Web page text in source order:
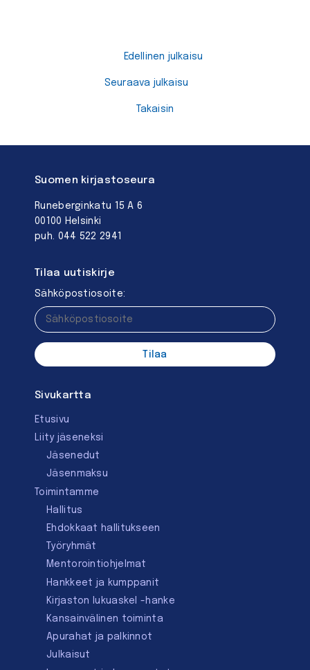
Edellinen julkaisu
Takaisin
Seuraava julkaisu
Suomen kirjastoseura
Runeberginkatu 15 A 6
00100 Helsinki
puh. 044 522 2941
Tilaa uutiskirje
Sähköpostiosoite:
Sivukartta
Etusivu
Liity jäseneksi
Jäsenedut
Jäsenmaksu
Toimintamme
Hallitus
Ehdokkaat hallitukseen
Työryhmät
Mentorointi­ohjelmat
Hankkeet ja kumppanit
Kirjaston lukuaskel -hanke
Kansainvälinen toiminta
Apurahat ja palkinnot
Julkaisut